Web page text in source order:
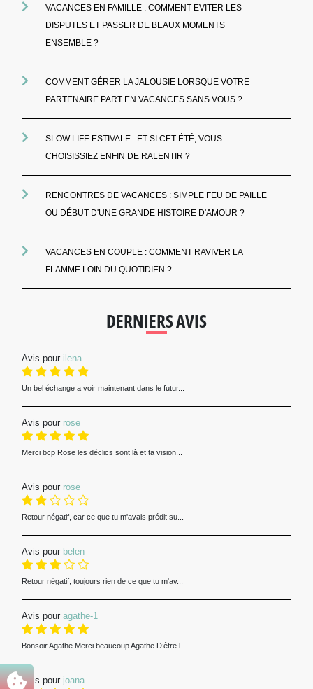
VACANCES EN FAMILLE : COMMENT EVITER LES
DISPUTES ET PASSER DE BEAUX MOMENTS
ENSEMBLE ?
COMMENT GÉRER LA JALOUSIE LORSQUE VOTRE
PARTENAIRE PART EN VACANCES SANS VOUS ?
SLOW LIFE ESTIVALE : ET SI CET ÉTÉ, VOUS
CHOISISSIEZ ENFIN DE RALENTIR ?
RENCONTRES DE VACANCES : SIMPLE FEU DE PAILLE
OU DÉBUT D'UNE GRANDE HISTOIRE D'AMOUR ?
VACANCES EN COUPLE : COMMENT RAVIVER LA
FLAMME LOIN DU QUOTIDIEN ?
DERNIERS AVIS
Avis pour ilena
Un bel échange a voir maintenant dans le futur...
Avis pour rose
Merci bcp Rose les déclics sont là et ta vision...
Avis pour rose
Retour négatif, car ce que tu m'avais prédit su...
Avis pour belen
Retour négatif, toujours rien de ce que tu m'av...
Avis pour agathe-1
Bonsoir Agathe Merci beaucoup Agathe D’être l...
Avis pour joana